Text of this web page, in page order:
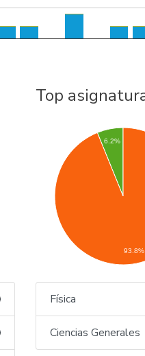
Top
6.2%
93.8%
Física
Ciencias Generales